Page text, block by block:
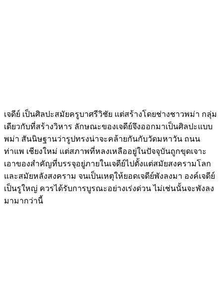
เจดีย์ เป็นศิลปะสมัยครูบาศรีวิชัย แต่สร้างโดยช่างชาวพม่า กลุ่ม
เดียวกับที่สร้างวิหาร ลักษณะของเจดีย์จึงออกมาเป็นศิลปะแบบ
พม่า สันนิษฐานว่ารูปทรงน่าจะคล้ายกันกับวัดมหาวัน ถนน
ท่าแพ เชียงใหม่ แต่สภาพที่หลงเหลืออยู่ในปัจจุบันถูกขุดเจาะ
เอาของสำคัญที่บรรจุอยู่ภายในเจดีย์ไปตั้งแต่สมัยสงครามโลก
และสมัยหลังสงคราม จนเป็นเหตุให้ยอดเจดีย์พังลงมา องค์เจดีย์
เป็นรูใหญ่ ควรได้รับการบูรณะอย่างเร่งด่วน ไม่เช่นนั้นจะพังลง
มามากว่านี้